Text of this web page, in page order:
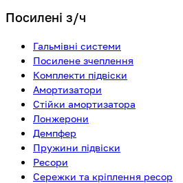
Посилені з/ч
Гальмівні системи
Посилене зчеплення
Комплекти підвіски
Амортизатори
Стійки амортизатора
Лонжерони
Демпфер
Пружини підвіски
Ресори
Сережки та кріплення ресор